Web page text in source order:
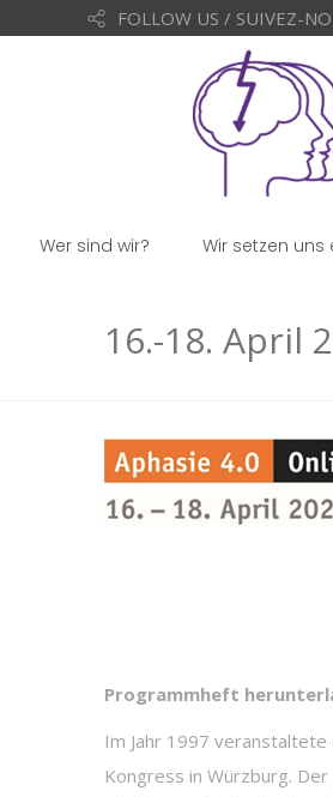
FOLLOW US / SUIVEZ-
Wer sind wir? Wir setzen uns
16.-18. April
Programmheft
Im Jahr 1997
Kongress in Würzburg.